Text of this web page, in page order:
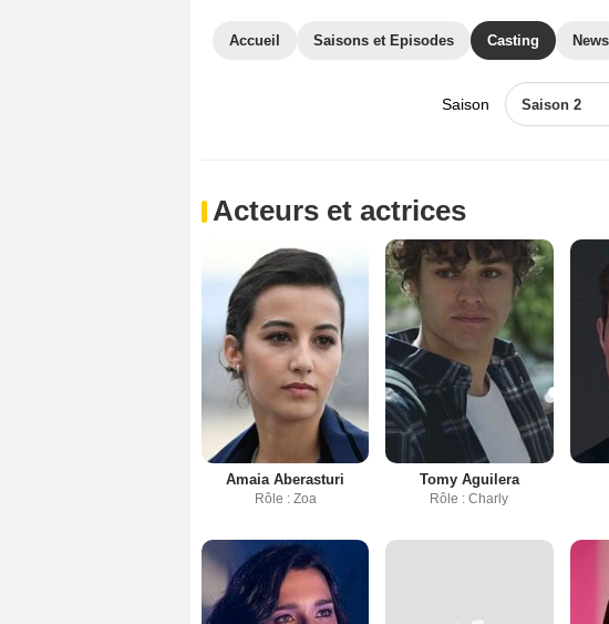
Accueil Saisons et Episodes Casting News
Saison Saison 2
Acteurs et actrices
Amaia Aberasturi
Rôle : Zoa
Tomy Aguilera
Rôle : Charly